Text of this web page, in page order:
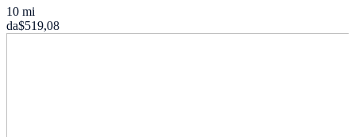
10 mi
da$519,08